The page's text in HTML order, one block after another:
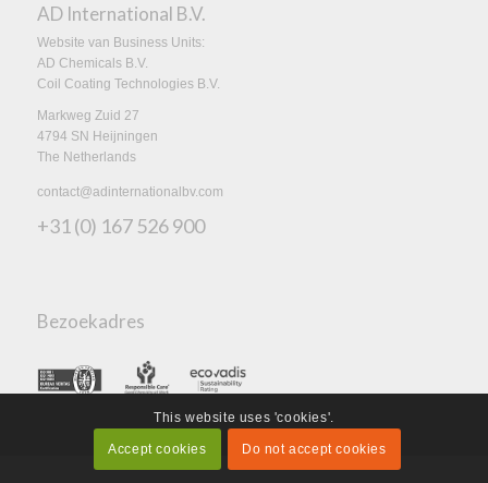
AD International B.V.
Website van Business Units:
AD Chemicals B.V.
Coil Coating Technologies B.V.
Markweg Zuid 27
4794 SN Heijningen
The Netherlands
contact@adinternationalbv.com
+31 (0) 167 526 900
Bezoekadres
This website uses 'cookies'.
Accept cookies Do not accept cookies